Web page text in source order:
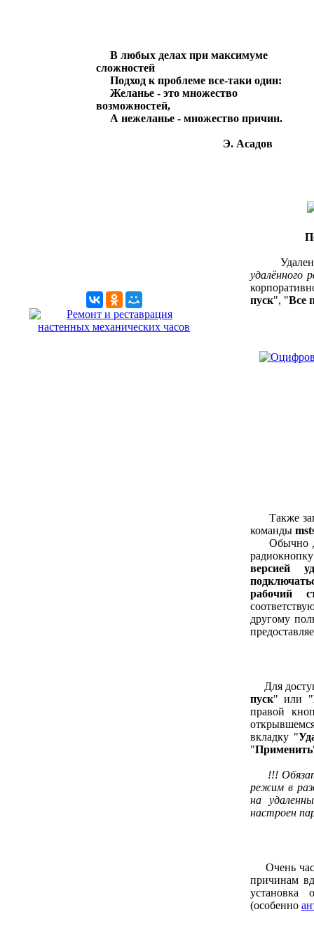
В любых делах при максимуме
сложностей
Подход к проблеме все-таки один:
Желанье - это множество
возможностей,
А нежеланье - множество причин.
Э. Асадов
удалённого
пуск", "Все
Также
команды
Обычно
версией
рабочий
другому
Для
пуск" или "
правой
вкладку "
"Применить
!!!
режим в
на
настроен
Очень
причинам
установка
(особенно